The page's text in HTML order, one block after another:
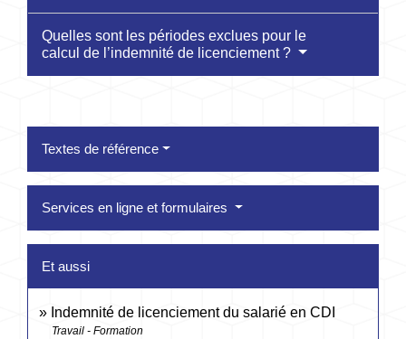
Quelles sont les périodes exclues pour le
calcul de l’indemnité de licenciement ?
Textes de référence
Services en ligne et formulaires
Et aussi
Indemnité de licenciement du salarié en CDI
Travail - Formation